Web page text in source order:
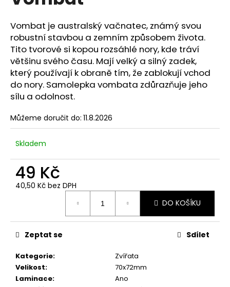
z
5
hvězdiček.
Vombat je australský vačnatec, známý svou
robustní stavbou a zemním způsobem života.
Tito tvorové si kopou rozsáhlé nory, kde tráví
většinu svého času. Mají velký a silný zadek,
který používají k obraně tím, že zablokují vchod
do nory. Samolepka vombata zdůrazňuje jeho
sílu a odolnost.
Můžeme doručit do: 11.8.2026
Skladem
49 Kč
40,50 Kč bez DPH
DO KOŠÍKU
Kategorie:
Zvířata
Velikost:
70x72mm
Laminace:
Ano
Zeptat se Sdílet
j
í
t
?
HLEDAT
D
o
p
u
č
e
m